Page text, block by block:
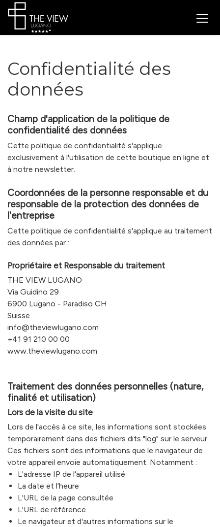
Confidentialité des
données
Champ d'application de la politique de
confidentialité des données
Cette politique de confidentialité s'applique
exclusivement à l'utilisation de cette boutique en ligne et
à notre newsletter.
Coordonnées de la personne responsable et du
responsable de la protection des données de
l'entreprise
Cette politique de confidentialité s'applique au traitement
des données par :
Propriétaire et Responsable du traitement
THE VIEW LUGANO
Via Guidino 29
6900 Lugano - Paradiso CH
Suisse
info@theviewlugano.com
+41 91 210 00 00
www.theviewlugano.com
Traitement des données personnelles (nature,
finalité et utilisation)
Lors de la visite du site
Lors de l'accès à ce site, les informations sont stockées
temporairement dans des fichiers dits "log" sur le serveur.
Ces fichiers sont des informations que le navigateur de
votre appareil envoie automatiquement. Notamment :
L'adresse IP de l'appareil utilisé
La date et l'heure
L'URL de la page consultée
L'URL de référence
Le navigateur et d'autres informations sur le